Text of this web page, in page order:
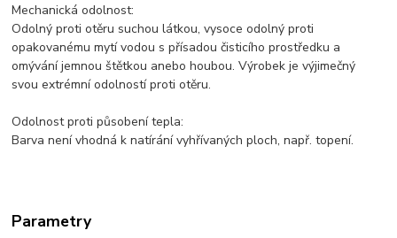
Mechanická odolnost:
Odolný proti otěru suchou látkou, vysoce odolný proti
opakovanému mytí vodou s přísadou čisticího prostředku a
omývání jemnou štětkou anebo houbou. Výrobek je výjimečný
svou extrémní odolností proti otěru.
Odolnost proti působení tepla:
Barva není vhodná k natírání vyhřívaných ploch, např. topení.
Parametry